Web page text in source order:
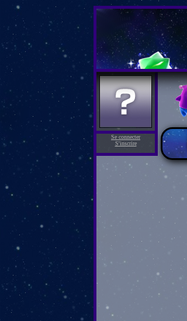
Se connecter
S'inscrire